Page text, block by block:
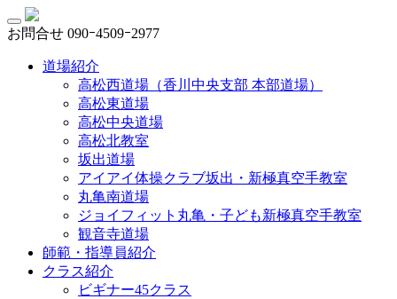
お問合せ 090ｰ4509ｰ2977
道場紹介
高松西道場（香川中央支部 本部道場）
高松東道場
高松中央道場
高松北教室
坂出道場
アイアイ体操クラブ坂出・新極真空手教室
丸亀南道場
ジョイフィット丸亀・子ども新極真空手教室
観音寺道場
師範・指導員紹介
クラス紹介
ビギナー45クラス